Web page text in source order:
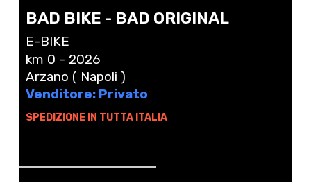
BAD BIKE - BAD ORIGINAL
E-BIKE
km 0 - 2026
Arzano ( Napoli )
Venditore: Privato
SPEDIZIONE IN TUTTA ITALIA